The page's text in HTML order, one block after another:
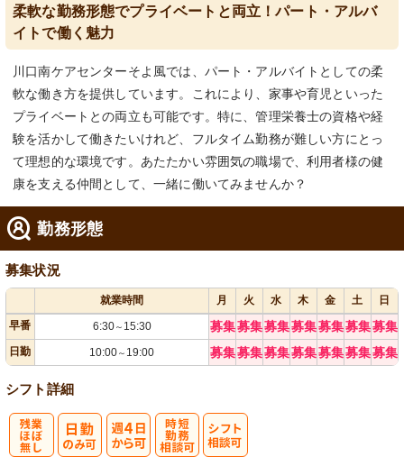
柔軟な勤務形態でプライベートと両立！パート・アルバ
イトで働く魅力
川口南ケアセンターそよ風では、パート・アルバイトとしての柔
軟な働き方を提供しています。これにより、家事や育児といった
プライベートとの両立も可能です。特に、管理栄養士の資格や経
験を活かして働きたいけれど、フルタイム勤務が難しい方にとっ
て理想的な環境です。あたたかい雰囲気の職場で、利用者様の健
康を支える仲間として、一緒に働いてみませんか？
勤務形態
募集状況
就業時間 月 火 水 木 金 土
日
早番
6:30～ 15:30 募集募集募集募集募集募集募集
日勤 10:00～ 19:00 募集募集募集募集募集募集募集
シフト詳細